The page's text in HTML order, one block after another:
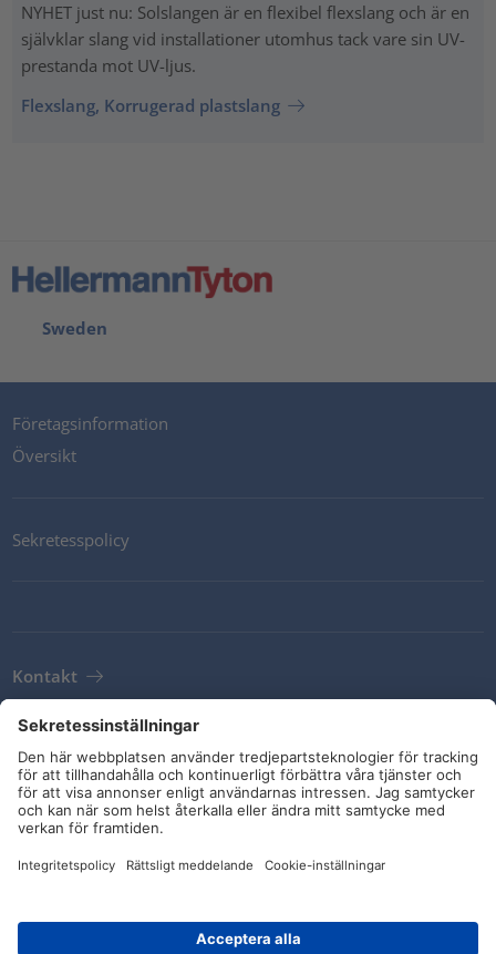
NYHET just nu: Solslangen är en flexibel flexslang och är en
självklar slang vid installationer utomhus tack vare sin UV-
prestanda mot UV-ljus.
Flexslang, Korrugerad plastslang
Sweden
Företagsinformation
Översikt
Sekretesspolicy
Kontakt
Leveransvillkor
Riktlinjer och åtaganden
Sociala medier